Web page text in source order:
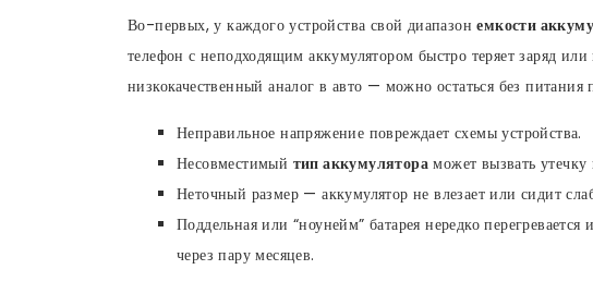
Во-первых, у каждого устройства свой диапазонемкости
телефон с неподходящим аккумулятором быстро теряет заряд
низкокачественный аналог в авто — можно остаться без питания
Неправильное напряжение повреждает схемы устройства.
Несовместимый тип аккумулятора может вызвать утечку
Неточный размер — аккумулятор не влезает или сидит
Поддельная или “ноунейм” батарея нередко
через пару месяцев.